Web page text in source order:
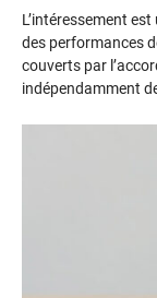
L’intéressement
des performances
couverts par
indépendamment